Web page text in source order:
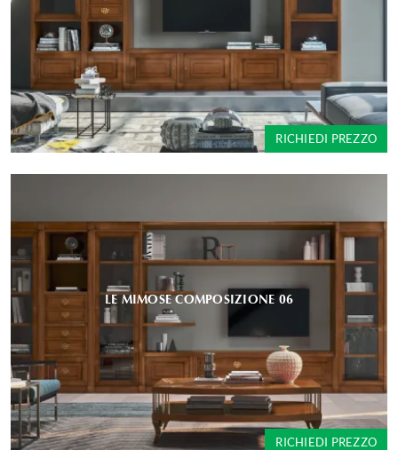
RICHIEDI PREZZO
LE MIMOSE COMPOSIZIONE 06
RICHIEDI PREZZO